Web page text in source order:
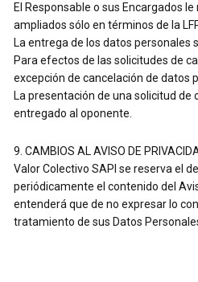
El Responsable o sus Encargados
ampliados sólo en términos de la
La entrega de los datos
Para efectos de las solicitudes de
excepción de cancelación de datos
La presentación de una solicitud
entregado al oponente.
9. CAMBIOS AL AVISO DE
Valor Colectivo SAPI se reserva el
periódicamente el contenido del
entenderá que de no expresar lo
tratamiento de sus Datos